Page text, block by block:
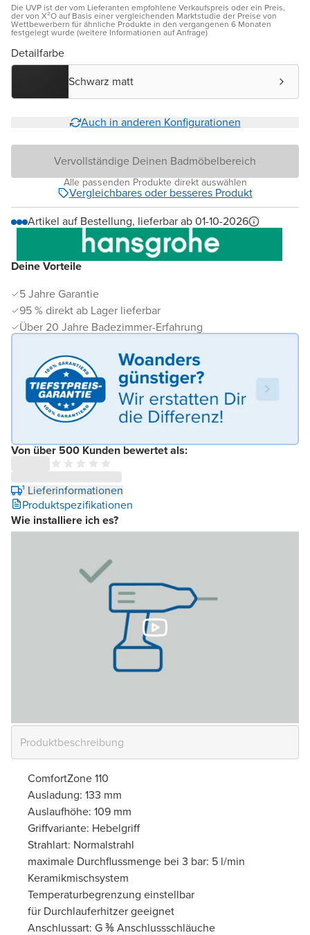
Deine Vorteile
5 Jahre Garantie
95 % direkt ab Lager lieferbar
Über 20 Jahre Badezimmer-Erfahrung
Von über 500 Kunden bewertet als:
¹ Lieferinformationen
Produktspezifikationen
Wie installiere ich es?
Die UVP ist der vom Lieferanten empfohlene Verkaufspreis oder ein Preis,
der von X²O auf Basis einer vergleichenden Marktstudie der Preise von
Wettbewerbern für ähnliche Produkte in den vergangenen 6 Monaten
festgelegt wurde (weitere Informationen auf Anfrage)
Detailfarbe
Schwarz matt
Auch in anderen Konfigurationen
Vervollständige Deinen Badmöbelbereich
Alle passenden Produkte direkt auswählen
Vergleichbares oder besseres Produkt
Artikel auf Bestellung, lieferbar ab 01-10-2026
ComfortZone 110
Ausladung: 133 mm
Auslaufhöhe: 109 mm
Griffvariante: Hebelgriff
Strahlart: Normalstrahl
maximale Durchflussmenge bei 3 bar: 5 l/min
Keramikmischsystem
Temperaturbegrenzung einstellbar
für Durchlauferhitzer geeignet
Anschlussart: G ⅜ Anschlussschläuche